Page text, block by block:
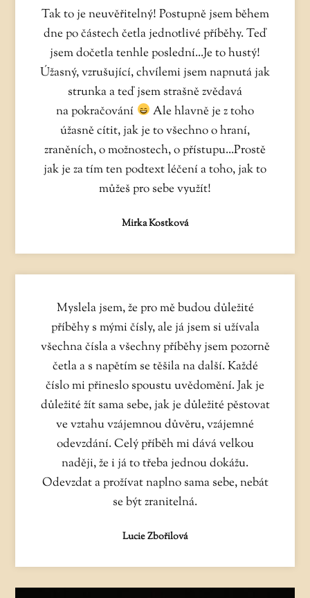
Tak to je neuvěřitelný! Postupně jsem během
dne po částech četla jednotlivé příběhy. Teď
jsem dočetla tenhle poslední...Je to hustý!
Úžasný, vzrušující, chvílemi jsem napnutá jak
strunka a teď jsem strašně zvědavá
na pokračování
Ale hlavně je z toho
úžasně cítit, jak je to všechno o hraní,
zraněních, o možnostech, o přístupu...Prostě
jak je za tím ten podtext léčení a toho, jak to
můžeš pro sebe využít!
Mirka Kostková
Myslela jsem, že pro mě budou důležité
příběhy s mými čísly, ale já jsem si užívala
všechna čísla a všechny příběhy jsem pozorně
četla a s napětím se těšila na další. Každé
číslo mi přineslo spoustu uvědomění. Jak je
důležité žít sama sebe, jak je důležité pěstovat
ve vztahu vzájemnou důvěru, vzájemné
odevzdání. Celý příběh mi dává velkou
naději, že i já to třeba jednou dokážu.
Odevzdat a prožívat naplno sama sebe, nebát
se být zranitelná.
Lucie Zbořilová